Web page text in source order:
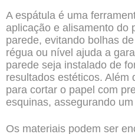
A espátula é uma
aplicação e alisamento do
parede, evitando bolhas
régua ou nível ajuda a
parede seja instalado de
resultados estéticos. Além
para cortar o papel com
esquinas, assegurando
Os materiais podem ser